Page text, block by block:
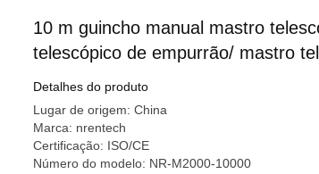
10 m guincho manual mastro
telescópico de empurrão/ mastro
alumínio
Detalhes do produto
Lugar de origem: China
Marca: nrentech
Certificação: ISO/CE
Número do modelo: NR-M2000-10000